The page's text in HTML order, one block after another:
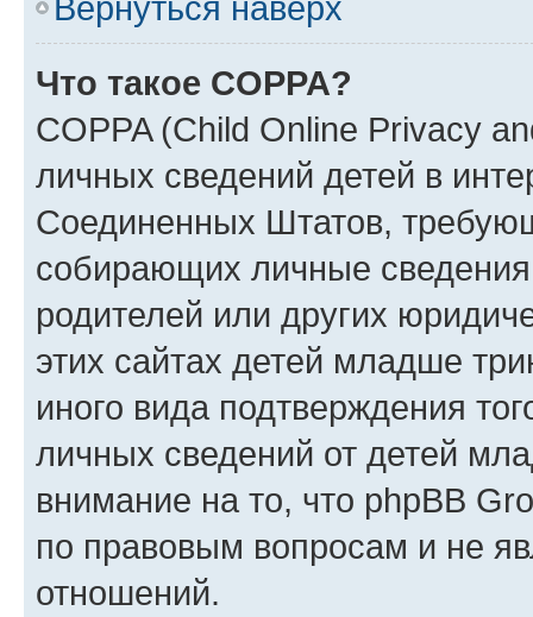
Что такое COPPA?
COPPA (Child Online Privacy
личных сведений детей в
Соединенных Штатов,
собирающих личные
родителей или других
этих сайтах детей младше
иного вида подтверждения
личных сведений от детей
внимание на то, что phpBB
по правовым вопросам и не
отношений.